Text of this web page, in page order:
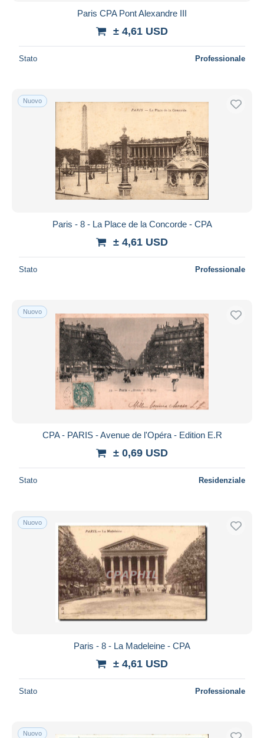
Paris CPA Pont Alexandre III
± 4,61 USD
Stato Professionale
Nuovo
Paris - 8 - La Place de la Concorde - CPA
± 4,61 USD
Stato Professionale
Nuovo
CPA - PARIS - Avenue de l'Opéra - Edition E.R
± 0,69 USD
Stato Residenziale
Nuovo
Paris - 8 - La Madeleine - CPA
± 4,61 USD
Stato Professionale
Nuovo